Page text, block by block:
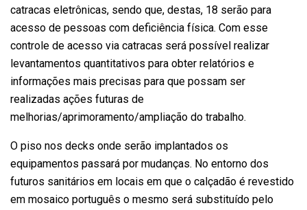
catracas eletrônicas, sendo que, destas, 18 serão para
acesso de pessoas com deficiência física. Com esse
controle de acesso via catracas será possível realizar
levantamentos quantitativos para obter relatórios e
informações mais precisas para que possam ser
realizadas ações futuras de
melhorias/aprimoramento/ampliação do trabalho.
O piso nos decks onde serão implantados os
equipamentos passará por mudanças. No entorno dos
futuros sanitários em locais em que o calçadão é revestido
em mosaico português o mesmo será substituído pelo